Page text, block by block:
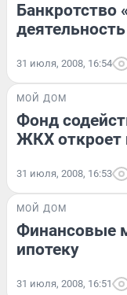
Банкротство
31 июля, 2008, 16:54
МОЙ ДОМ
Фонд
ЖКХ откроет
31 июля, 2008, 16:53
МОЙ ДОМ
Финансовые
ипотеку
31 июля, 2008, 16:51